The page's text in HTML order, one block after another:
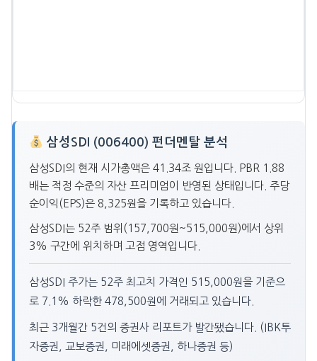
삼성SDI (006400) 펀더멘탈 분석
삼성SDI의 현재 시가총액은 41.34조 원입니다. PBR 1.88
배는 적정 수준의 자산 프리미엄이 반영된 상태입니다. 주당
순이익(EPS)은 8,325원을 기록하고 있습니다.
삼성SDI는 52주 범위(157,700원~515,000원)에서 상위
3% 구간에 위치하며 고점 영역입니다.
삼성SDI 주가는 52주 최고치 가격인 515,000원을 기준으
로 7.1% 하락한 478,500원에 거래되고 있습니다.
최근 3개월간 5건의 증권사 리포트가 발간됐습니다. (IBK투
자증권, 교보증권, 미래에셋증권, 하나증권 등)